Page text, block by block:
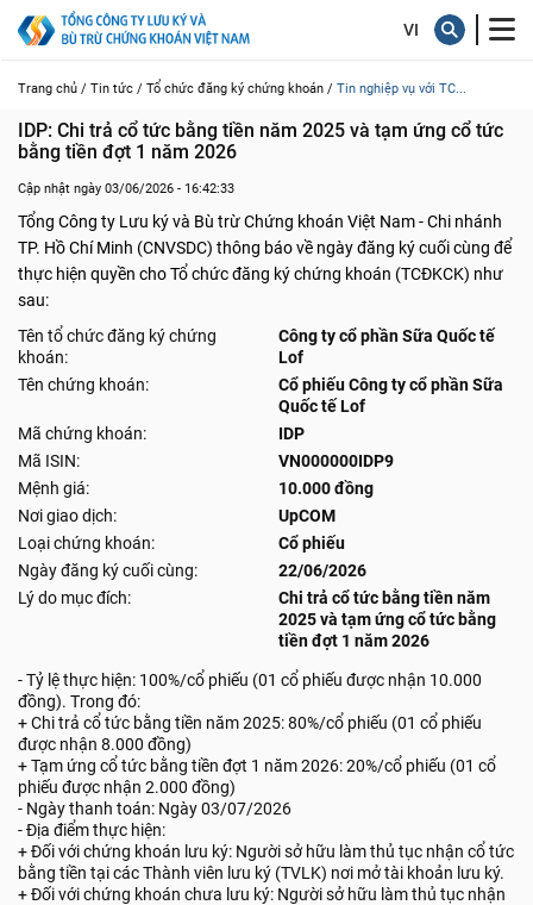
Trang chủ / Tin tức / Tổ chức đăng ký chứng khoán / Tin nghiệp vụ với TC...
IDP: Chi trả cổ tức bằng tiền năm 2025 và tạm ứng cổ tức
bằng tiền đợt 1 năm 2026
Cập nhật ngày 03/06/2026 - 16:42:33
Tổng Công ty Lưu ký và Bù trừ Chứng khoán Việt Nam - Chi nhánh
TP. Hồ Chí Minh (CNVSDC) thông báo về ngày đăng ký cuối cùng để
thực hiện quyền cho Tổ chức đăng ký chứng khoán (TCĐKCK) như
sau:
Tên tổ chức đăng ký chứng
khoán:
Công ty cổ phần Sữa Quốc tế
Lof
Tên chứng khoán:
Cổ phiếu Công ty cổ phần Sữa
Quốc tế Lof
Mã chứng khoán:
IDP
Mã ISIN:
VN000000IDP9
Mệnh giá:
10.000 đồng
Nơi giao dịch:
UpCOM
Loại chứng khoán:
Cổ phiếu
Ngày đăng ký cuối cùng:
22/06/2026
Lý do mục đích:
Chi trả cổ tức bằng tiền năm
2025 và tạm ứng cổ tức bằng
tiền đợt 1 năm 2026
- Tỷ lệ thực hiện: 100%/cổ phiếu (01 cổ phiếu được nhận 10.000
đồng). Trong đó:
+ Chi trả cổ tức bằng tiền năm 2025: 80%/cổ phiếu (01 cổ phiếu
được nhận 8.000 đồng)
+ Tạm ứng cổ tức bằng tiền đợt 1 năm 2026: 20%/cổ phiếu (01 cổ
phiếu được nhận 2.000 đồng)
- Ngày thanh toán: Ngày 03/07/2026
- Địa điểm thực hiện:
+ Đối với chứng khoán lưu ký: Người sở hữu làm thủ tục nhận cổ tức
bằng tiền tại các Thành viên lưu ký (TVLK) nơi mở tài khoản lưu ký.
+ Đối với chứng khoán chưa lưu ký: Người sở hữu làm thủ tục nhận